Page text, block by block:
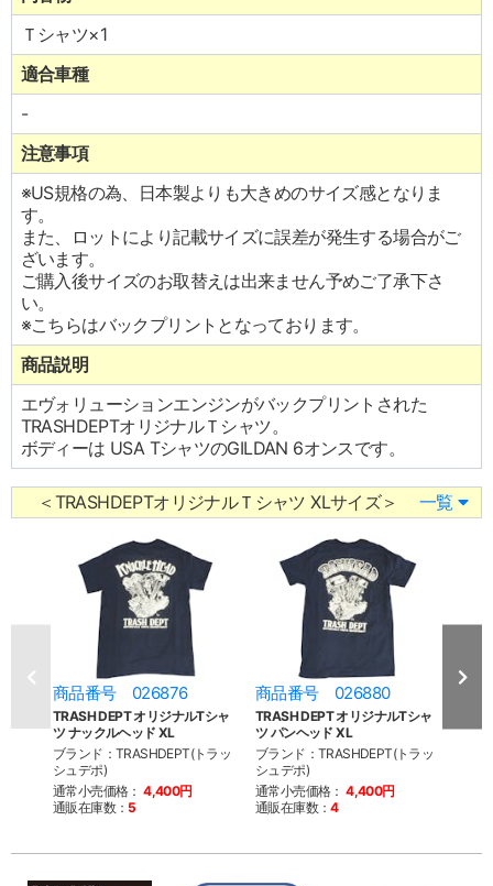
Ｔシャツ×1
適合車種
-
注意事項
※US規格の為、日本製よりも大きめのサイズ感となりま
す。
また、ロットにより記載サイズに誤差が発生する場合がご
ざいます。
ご購入後サイズのお取替えは出来ません予めご了承下さ
い。
※こちらはバックプリントとなっております。
商品説明
エヴォリューションエンジンがバックプリントされた
TRASHDEPTオリジナルＴシャツ。
ボディーは USA TシャツのGILDAN 6オンスです。
＜TRASHDEPTオリジナルＴシャツ XLサイズ＞ 一覧
商品番号 026876
TRASH DEPT オリジナルTシャ
ツ ナックルヘッド XL
ブランド：TRASHDEPT(トラッ
シュデポ)
通常小売価格： 4,400円
通販在庫数：5
商品番号 026880
TRASH DEPT オリジナルTシャ
ツ パンヘッド XL
ブランド：TRASHDEPT(トラッ
シュデポ)
通常小売価格： 4,400円
通販在庫数：4
ツ シ